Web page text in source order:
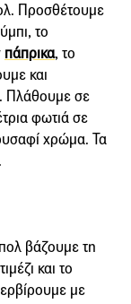
Προσθέτουμε
το
πάπρικα, το
και
Πλάθουμε σε
φωτιά σε
χρώμα. Τα
βάζουμε τη
και το
με